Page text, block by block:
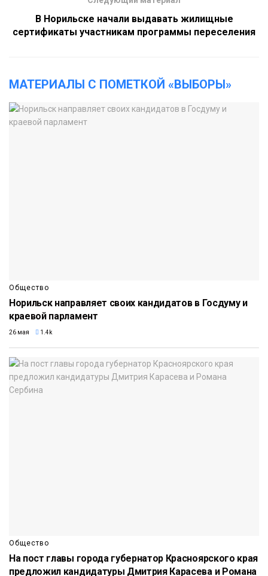
В Норильске начали выдавать жилищные
сертификаты участникам программы переселения
МАТЕРИАЛЫ С ПОМЕТКОЙ «ВЫБОРЫ»
Общество
Норильск направляет своих кандидатов в Госдуму и
краевой парламент
26 мая 1.4k
Общество
На пост главы города губернатор Красноярского края
предложил кандидатуры Дмитрия Карасева и Романа